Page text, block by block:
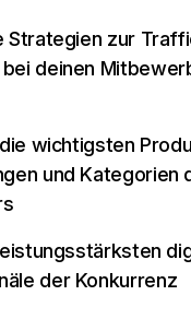
Strategien zur
deinen
wichtigsten
und Kategorien
der Konkurrenz